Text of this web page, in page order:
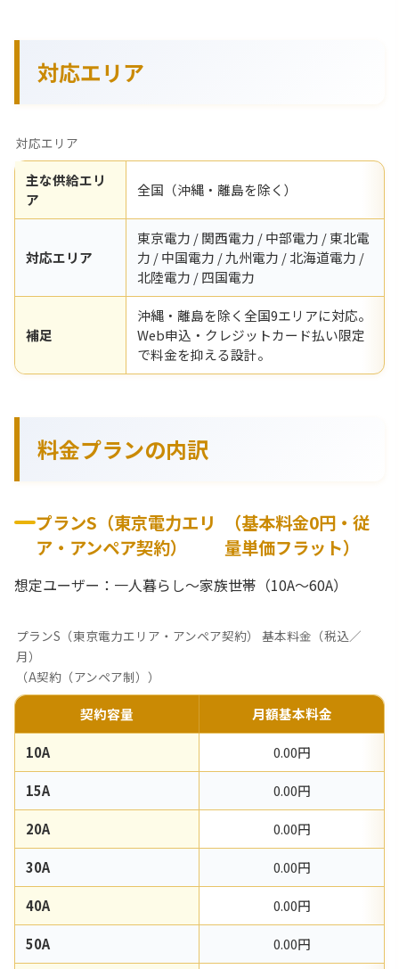
対応エリア
対応エリア
主な供給エリ
ア
全国（沖縄・離島を除く）
対応エリア
東京電力 / 関西電力 / 中部電力 / 東北電
力 / 中国電力 / 九州電力 / 北海道電力 /
北陸電力 / 四国電力
補足
沖縄・離島を除く全国9エリアに対応。
Web申込・クレジットカード払い限定
で料金を抑える設計。
料金プランの内訳
プランS（東京電力エリ
ア・アンペア契約）
（基本料金0円・従
量単価フラット）
想定ユーザー：一人暮らし〜家族世帯（10A〜60A）
プランS（東京電力エリア・アンペア契約） 基本料金（税込／
月）
（A契約（アンペア制））
契約容量 月額基本料金
10A 0.00円
15A 0.00円
20A 0.00円
30A 0.00円
40A 0.00円
50A 0.00円